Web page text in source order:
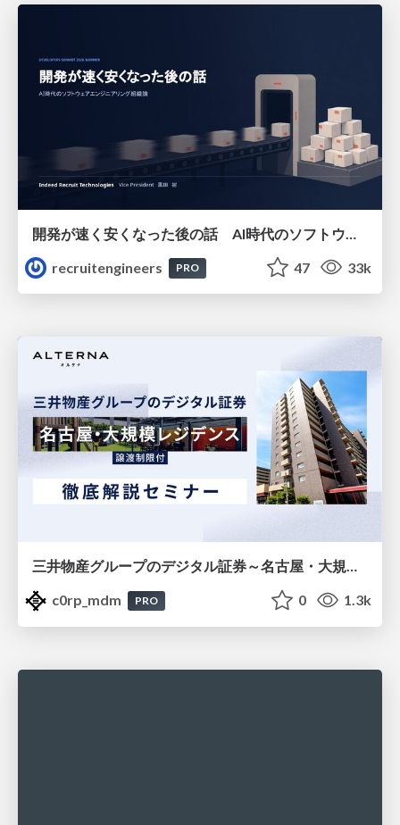
recruitengineers
PRO 47 33k
三井物産グループのデジタル証券～名古屋・大規模レジデンス～徹底解説セミナー
c0rp_mdm
PRO 0 1.3k